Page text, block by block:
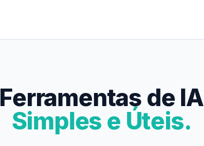
Ferramentas de IA
Simples e Úteis.